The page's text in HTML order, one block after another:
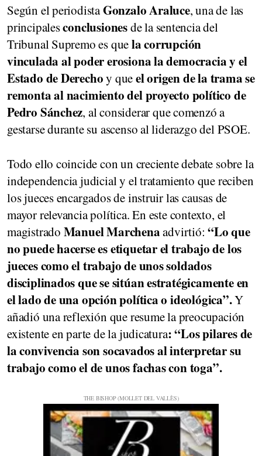
Según el periodistaGonzalo Araluce, una de las
principalesconclusionesde la sentencia del
Tribunal Supremo es quela corrupción
vinculada al poder erosiona la democracia y el
Estado de Derechoy queel origen de la trama se
remonta al nacimiento del proyecto político de
Pedro Sánchez, al considerar que comenzó a
gestarse durante su ascenso al liderazgo del PSOE.
Todo ello coincide con un creciente debate sobre la
independencia judicial y el tratamiento que reciben
los jueces encargados de instruir las causas de
mayor relevancia política. En este contexto, el
magistrado Manuel Marchenaadvirtió:“Lo que
no puede hacerse es etiquetar el trabajo de los
jueces como el trabajo de unos soldados
disciplinados que se sitúan estratégicamente en
el lado de una opción política o ideológica”.Y
añadió una reflexión que resume la preocupación
existente en parte de la judicatura: “Los pilares de
la convivencia son socavados al interpretar su
trabajo como el de unos fachas con toga”.